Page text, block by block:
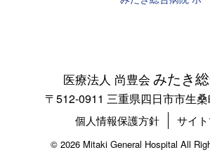
医療法人 尚豊会 みたき
〒512-0911 三重県四日市市生
個人情報保護方針 サイ
© 2026 Mitaki General Hospital All